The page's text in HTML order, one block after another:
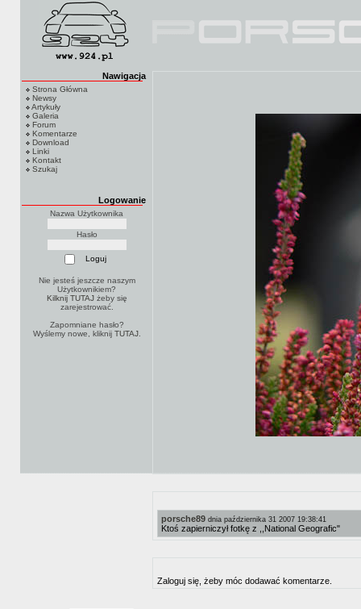
Nawigacja
Strona Główna
Newsy
Artykuły
Galeria
Forum
Komentarze
Download
Linki
Kontakt
Szukaj
Logowanie
Nazwa Użytkownika
Hasło
Nie jesteś jeszcze naszym
Użytkownikiem?
Kilknij TUTAJżeby się
zarejestrować.
Zapomniane hasło?
Wyślemy nowe, kliknij TUTAJ.
porsche89 dnia października 31 2007 19:38:41
Ktoś zapierniczył fotkę z ,,National Geografic"
Zaloguj się, żeby móc dodawać komentarze.